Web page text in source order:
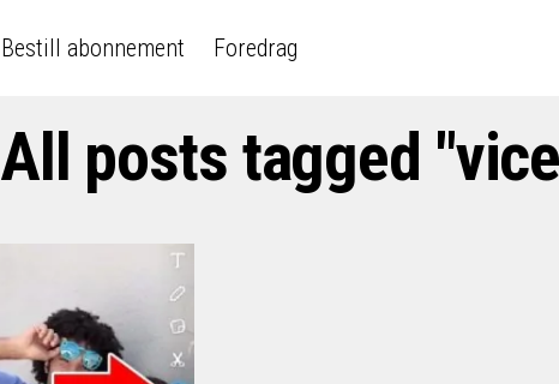
Bestill abonnement Foredrag
All posts tagged